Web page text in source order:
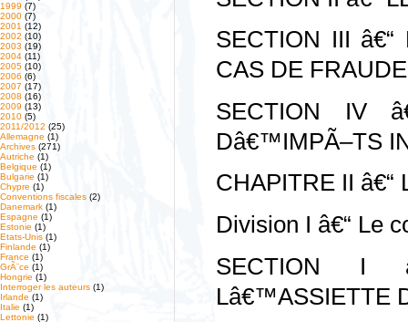
1999 (7)
2000 (7)
2001 (12)
2002 (10)
2003 (19)
2004 (11)
2005 (10)
2006 (6)
2007 (17)
2008 (16)
2009 (13)
2010 (5)
2011/2012 (25)
Allemagne (1)
Archives (271)
Autriche (1)
Belgique (1)
Bulgarie (1)
Chypre (1)
Conventions fiscales (2)
Danemark (1)
Espagne (1)
Estonie (1)
Etats-Unis (1)
Finlande (1)
France (1)
GrÃ¨ce (1)
Hongrie (1)
Interroger les auteurs (1)
Irlande (1)
Italie (1)
Lettonie (1)
SECTION III
CAS DE
SECTION IV
Dâ€™IMPÃ–TS
CHAPITRE II â€“
Division I â€“ Le
SECTION I
Lâ€™ASSIETTE